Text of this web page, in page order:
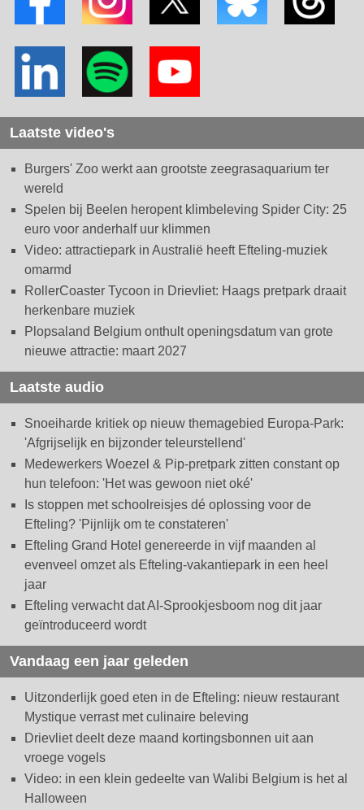
Laatste video's
Burgers' Zoo werkt aan grootste zeegrasaquarium ter
wereld
Spelen bij Beelen heropent klimbeleving Spider City: 25
euro voor anderhalf uur klimmen
Video: attractiepark in Australië heeft Efteling-muziek
omarmd
RollerCoaster Tycoon in Drievliet: Haags pretpark draait
herkenbare muziek
Plopsaland Belgium onthult openingsdatum van grote
nieuwe attractie: maart 2027
Laatste audio
Snoeiharde kritiek op nieuw themagebied Europa-Park:
'Afgrijselijk en bijzonder teleurstellend'
Medewerkers Woezel & Pip-pretpark zitten constant op
hun telefoon: 'Het was gewoon niet oké'
Is stoppen met schoolreisjes dé oplossing voor de
Efteling? 'Pijnlijk om te constateren'
Efteling Grand Hotel genereerde in vijf maanden al
evenveel omzet als Efteling-vakantiepark in een heel
jaar
Efteling verwacht dat AI-Sprookjesboom nog dit jaar
geïntroduceerd wordt
Vandaag een jaar geleden
Uitzonderlijk goed eten in de Efteling: nieuw restaurant
Mystique verrast met culinaire beleving
Drievliet deelt deze maand kortingsbonnen uit aan
vroege vogels
Video: in een klein gedeelte van Walibi Belgium is het al
Halloween